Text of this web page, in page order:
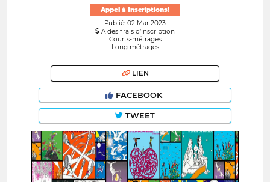
Appel à Inscriptions!
Publié: 02 Mar 2023
A des frais d’inscription
Courts-métrages
Long métrages
LIEN
FACEBOOK
TWEET